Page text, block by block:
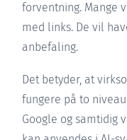
forventning. Mange
med links. De vil
anbefaling.
Det betyder, at
fungere på to
Google og samtidig